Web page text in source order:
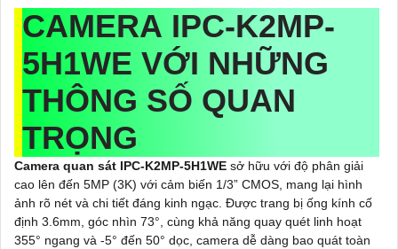
CAMERA IPC-K2MP-
5H1WE VỚI NHỮNG
THÔNG SỐ QUAN
TRỌNG
Camera quan sát IPC-K2MP-5H1WE sở hữu với độ phân giải
cao lên đến 5MP (3K) với cảm biến 1/3” CMOS, mang lại hình
ảnh rõ nét và chi tiết đáng kinh ngạc. Được trang bị ống kính cố
định 3.6mm, góc nhìn 73°, cùng khả năng quay quét linh hoạt
355° ngang và -5° đến 50° dọc, camera dễ dàng bao quát toàn